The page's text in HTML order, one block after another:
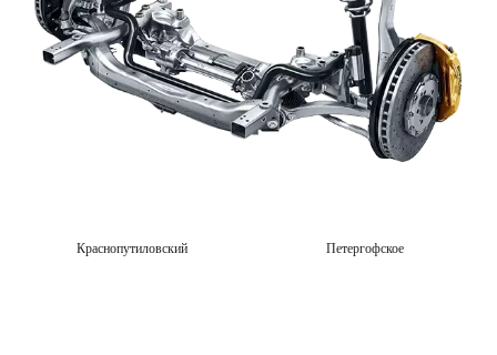
Краснопутиловский Петергофское